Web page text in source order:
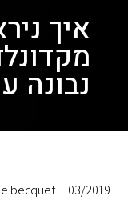
איך
נבונה
03/2019
|
becquet